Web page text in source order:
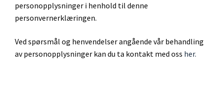
personopplysninger i henhold til denne
personvernerklæringen.
Ved spørsmål og henvendelser angående vår behandling
av personopplysninger kan du ta kontakt med oss her.